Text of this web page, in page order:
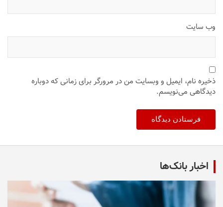
وب‌ سایت
ذخیره نام، ایمیل و وبسایت من در مرورگر برای زمانی که دوباره
دیدگاهی می‌نویسم.
اخبار بانک‌ها